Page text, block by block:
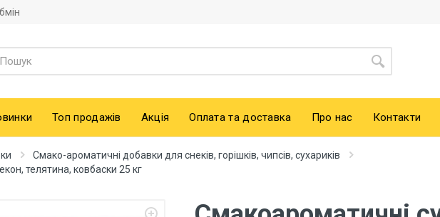
Топ продажів Акція Оплата та доставка Про нас Контакти
Смако-ароматичні добавки для снеків, горішків, чипсів, сухариків
телятина, ковбаски 25 кг